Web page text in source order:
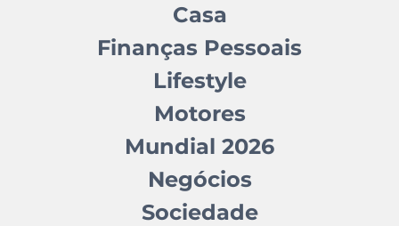
Casa
Finanças Pessoais
Lifestyle
Motores
Mundial 2026
Negócios
Sociedade